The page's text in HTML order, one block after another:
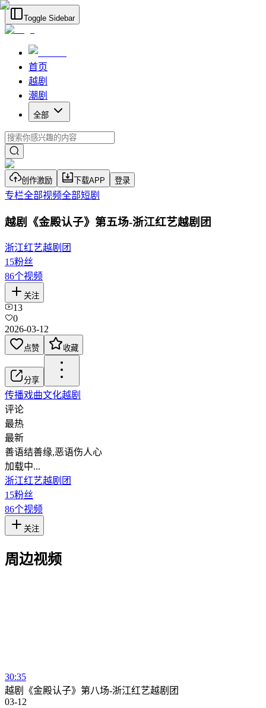
Toggle Sidebar
首页
越剧
潮剧
全部
创作激励 下载APP 登录
专栏全部视频全部短剧
越剧《金殿认子》第五场-浙江红艺越剧团
浙江红艺越剧团
15粉丝
86个视频
关注
13
0
2026-03-12
点赞 收藏
分享
传播戏曲文化越剧
评论
最热
最新
善语结善缘,恶语伤人心
加载中...
浙江红艺越剧团
15粉丝
86个视频
关注
周边视频
30:35
越剧《金殿认子》第八场-浙江红艺越剧团
03-12